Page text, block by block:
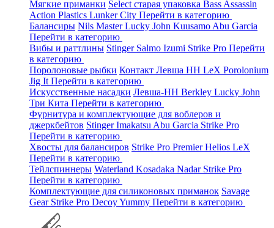
Мягкие приманки Select старая упаковка Bass Assassin
Action Plastics Lunker City Перейти в категорию
Балансиры Nils MasterLucky John Kuusamo Abu Garcia
Перейти в категорию
Вибы и раттлины Stinger Salmo Izumi Strike Pro Перейти
в категорию
Поролоновые рыбки Контакт Левша НН LeX Porolonium
Jig It Перейти в категорию
Искусственные насадки Левша-НН Berkley Lucky John
Три Кита Перейти в категорию
Фурнитура и комплектующие для воблеров и
джеркбейтов StingerImakatsu Abu Garcia Strike Pro
Перейти в категорию
Хвосты для балансиров Strike Pro PremierHelios LeX
Перейти в категорию
Тейлспиннеры Waterland Kosadaka Nadar Strike Pro
Перейти в категорию
Комплектующие для силиконовых приманок Savage
Gear Strike Pro DecoyYummy Перейти в категорию